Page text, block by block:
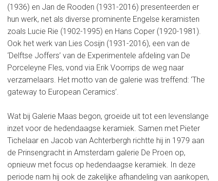
(1936) en Jan de Rooden (1931-2016) presenteerden er
hun werk, net als diverse prominente Engelse keramisten
zoals Lucie Rie (1902-1995) en Hans Coper (1920-1981).
Ook het werk van Lies Cosijn (1931-2016), een van de
‘Delftse Joffers’ van de Experimentele afdeling van De
Porceleyne Fles, vond via Erik Voorrips de weg naar
verzamelaars. Het motto van de galerie was treffend: ‘The
gateway to European Ceramics’.
Wat bij Galerie Maas begon, groeide uit tot een levenslange
inzet voor de hedendaagse keramiek. Samen met Pieter
Tichelaar en Jacob van Achterbergh richtte hij in 1979 aan
de Prinsengracht in Amsterdam galerie De Proen op,
opnieuw met focus op hedendaagse keramiek. In deze
periode nam hij ook de zakelijke afhandeling van aankopen,